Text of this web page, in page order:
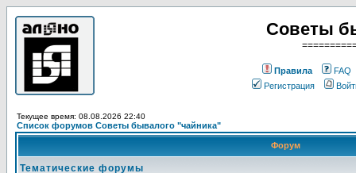
Советы
Правила
FAQ
Регистрация
Текущее время: 08.08.2026 22:40
Список форумов Советы бывалого "чайника"
Форум
Тематические форумы